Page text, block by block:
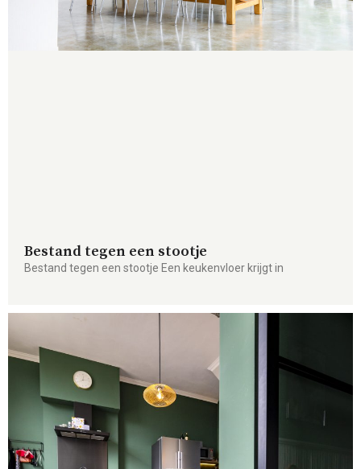
Bestand tegen een stootje
Bestand tegen een stootje Een keukenvloer krijgt in